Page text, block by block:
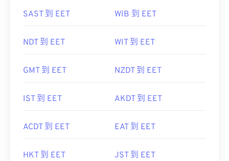
SAST 到 EET WIB 到 EET
NDT 到 EET WIT 到 EET
GMT 到 EET NZDT 到 EET
IST 到 EET AKDT 到 EET
ACDT 到 EET EAT 到 EET
HKT 到 EET JST 到 EET